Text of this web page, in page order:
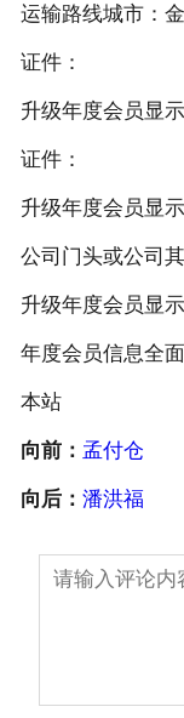
运输路线城市：
证件：
升级年度会员显示
证件：
升级年度会员显示
公司门头或公司
升级年度会员显示
年度会员信息全
本站
向前： 孟付仓
向后： 潘洪福